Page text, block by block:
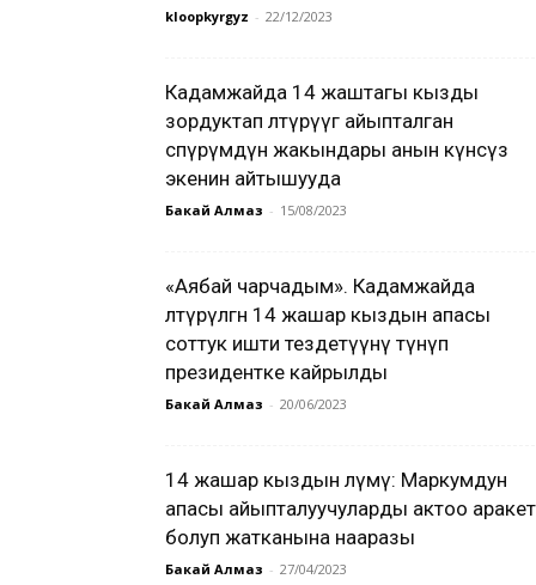
kloopkyrgyz - 22/12/2023
Кадамжайда 14 жаштагы кызды
зордуктап өлтүрүүгө айыпталган
өспүрүмдүн жакындары анын күнөөсүз
экенин айтышууда
Бакай Алмаз - 15/08/2023
«Аябай чарчадым». Кадамжайда
өлтүрүлгөн 14 жашар кыздын апасы
соттук ишти тездетүүнү өтүнүп
президентке кайрылды
Бакай Алмаз - 20/06/2023
14 жашар кыздын өлүмү: Маркумдун
апасы айыпталуучуларды актоо
болуп жатканына нааразы
Бакай Алмаз - 27/04/2023